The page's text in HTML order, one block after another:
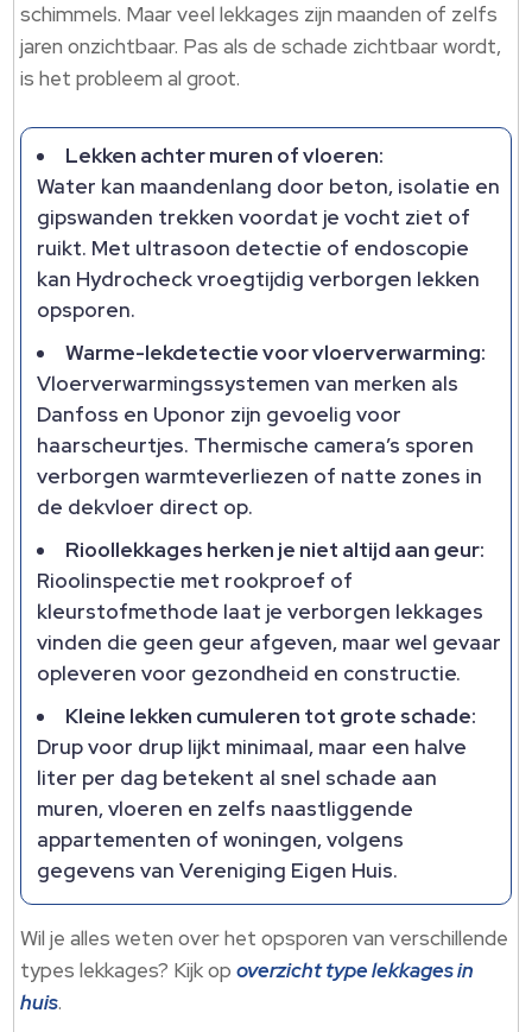
schimmels. Maar veel lekkages zijn maanden of zelfs
jaren onzichtbaar. Pas als de schade zichtbaar wordt,
is het probleem al groot.
Lekken achter muren of vloeren:
Water kan maandenlang door beton, isolatie en
gipswanden trekken voordat je vocht ziet of
ruikt. Met ultrasoon detectie of endoscopie
kan Hydrocheck vroegtijdig verborgen lekken
opsporen.
Warme-lekdetectie voor vloerverwarming:
Vloerverwarmingssystemen van merken als
Danfoss en Uponor zijn gevoelig voor
haarscheurtjes. Thermische camera’s sporen
verborgen warmteverliezen of natte zones in
de dekvloer direct op.
Rioollekkages herken je niet altijd aan geur:
Rioolinspectie met rookproef of
kleurstofmethode laat je verborgen lekkages
vinden die geen geur afgeven, maar wel gevaar
opleveren voor gezondheid en constructie.
Kleine lekken cumuleren tot grote schade:
Drup voor drup lijkt minimaal, maar een halve
liter per dag betekent al snel schade aan
muren, vloeren en zelfs naastliggende
appartementen of woningen, volgens
gegevens van Vereniging Eigen Huis.
Wil je alles weten over het opsporen van verschillende
types lekkages? Kijk opoverzicht type lekkages in
huis.